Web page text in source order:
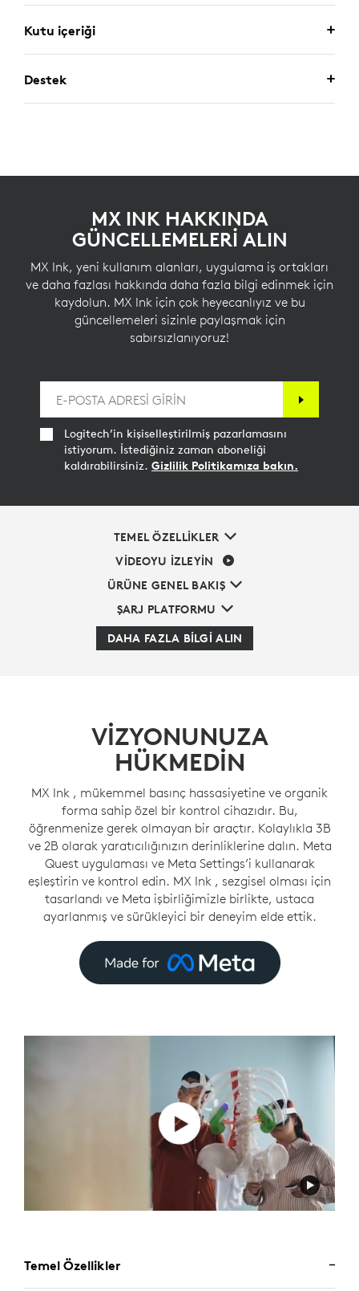
Kutu içeriği
Destek
MX INK HAKKINDA
GÜNCELLEMELERİ ALIN
MX Ink, yeni kullanım alanları, uygulama iş ortakları
ve daha fazlası hakkında daha fazla bilgi edinmek için
kaydolun. MX Ink için çok heyecanlıyız ve bu
güncellemeleri sizinle paylaşmak için
sabırsızlanıyoruz!
Logitech’in kişiselleştirilmiş pazarlamasını
istiyorum. İstediğiniz zaman aboneliği
kaldırabilirsiniz. Gizlilik Politikamıza bakın.
TEMEL ÖZELLİKLER
VİDEOYU İZLEYİN
ÜRÜNE GENEL BAKIŞ
ŞARJ PLATFORMU
DAHA FAZLA BİLGİ ALIN
VIZYONUNUZA
HÜKMEDIN
MX Ink , mükemmel basınç hassasiyetine ve organik
forma sahip özel bir kontrol cihazıdır. Bu,
öğrenmenize gerek olmayan bir araçtır. Kolaylıkla 3B
ve 2B olarak yaratıcılığınızın derinliklerine dalın. Meta
Quest uygulaması ve Meta Settings’i kullanarak
eşleştirin ve kontrol edin. MX Ink , sezgisel olması için
tasarlandı ve Meta işbirliğimizle birlikte, ustaca
ayarlanmış ve sürükleyici bir deneyim elde ettik.
Temel Özellikler